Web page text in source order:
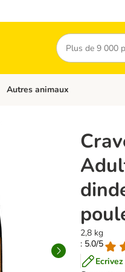
Rechercher
Dérouler les catégories: Chats
Autres animaux
2,8 kg
: 5.0/5